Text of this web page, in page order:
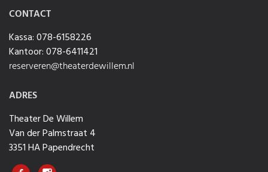
CONTACT
Kassa: 078-6158226
Kantoor: 078-6411421
reserveren@theaterdewillem.nl
ADRES
Theater De Willem
Van der Palmstraat 4
3351 HA Papendrecht